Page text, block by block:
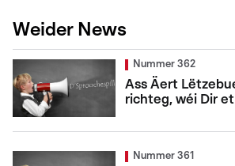
Weider News
Nummer 362
Ass Äert
richteg, wéi Dir
Nummer 361